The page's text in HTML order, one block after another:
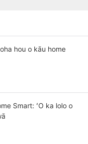
hou o kāu home
Smart: ʻO ka lolo o